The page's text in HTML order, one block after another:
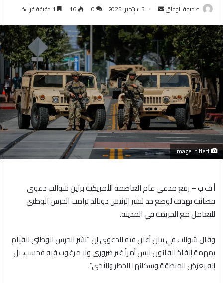
صحيفة الوفاق
أرسل
إلكترونيا
5 سبتمبر، 2025 0
16
#image_title
أ ف ب – رفع مدعي عام العاصمة الأمريكية براين شوالب دعوى
قضائية تهدف لوضع حد لنشر الرئيس دونالد ترامب الحرس الوطني
للتعامل مع الجريمة في المدينة.
وقال شوالب في بيان أعلن فيه الدعوى إن “نشر الحرس الوطني للقيام
بمهمة إنفاذ القانون ليس أمراً غير ضروري ولا مرغوب فيه فحسب، بل
إنه يعرّض المنطقة وسكانها للخطر والأذى”.